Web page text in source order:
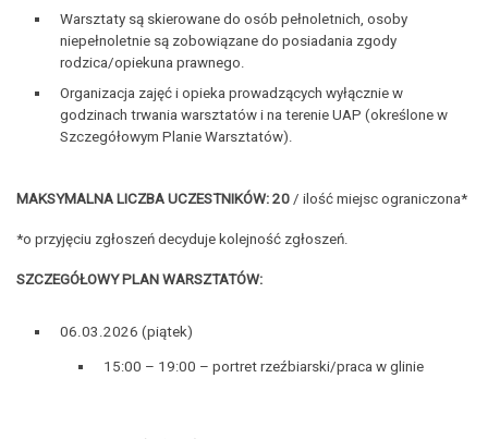
Warsztaty są skierowane do osób pełnoletnich, osoby
niepełnoletnie są zobowiązane do posiadania zgody
rodzica/opiekuna prawnego.
Organizacja zajęć i opieka prowadzących wyłącznie w
godzinach trwania warsztatów i na terenie UAP (określone w
Szczegółowym Planie Warsztatów).
MAKSYMALNA LICZBA UCZESTNIKÓW: 20 / ilość miejsc ograniczona*
*o przyjęciu zgłoszeń decyduje kolejność zgłoszeń.
SZCZEGÓŁOWY PLAN WARSZTATÓW:
06.03.2026 (piątek)
15:00 – 19:00 – portret rzeźbiarski/praca w glinie